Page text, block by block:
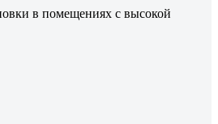
в помещениях с высокой